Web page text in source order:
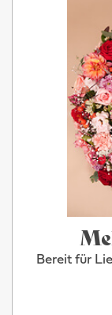
Bereit für